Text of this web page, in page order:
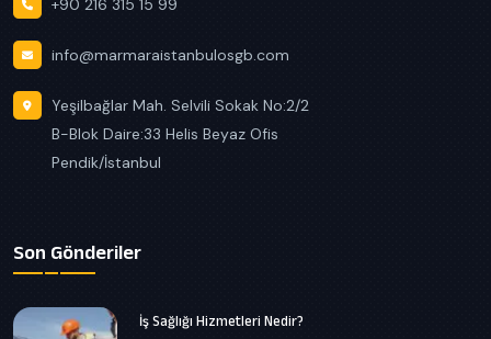
+90 216 315 15 99
info@marmaraistanbulosgb.com
Yeşilbağlar Mah. Selvili Sokak No:2/2
B-Blok Daire:33 Helis Beyaz Ofis
Pendik/İstanbul
Son Gönderiler
İş Sağlığı Hizmetleri Nedir?